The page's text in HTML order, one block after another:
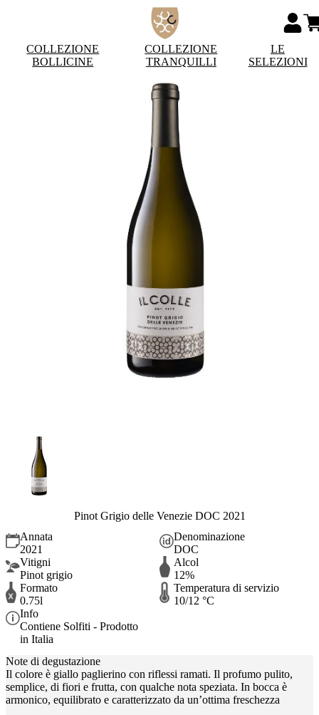
COLLEZIONE
BOLLICINE
COLLEZIONE
TRANQUILLI
LE
SELEZIONI
Pinot Grigio delle Venezie DOC 2021
Annata
2021
Denominazione
DOC
Vitigni
Pinot grigio
Alcol
12%
Formato
0.75l
Temperatura di servizio
10/12 °C
Info
Contiene Solfiti - Prodotto
in Italia
Note di degustazione
Il colore è giallo paglierino con riflessi ramati. Il profumo pulito,
semplice, di fiori e frutta, con qualche nota speziata. In bocca è
armonico, equilibrato e caratterizzato da un’ottima freschezza